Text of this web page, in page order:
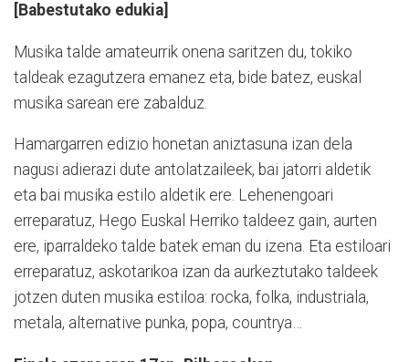
[Babestutako edukia]
Musika talde amateurrik onena saritzen du, tokiko
taldeak ezagutzera emanez eta, bide batez, euskal
musika sarean ere zabalduz.
Hamargarren edizio honetan aniztasuna izan dela
nagusi adierazi dute antolatzaileek, bai jatorri aldetik
eta bai musika estilo aldetik ere. Lehenengoari
erreparatuz, Hego Euskal Herriko taldeez gain, aurten
ere, iparraldeko talde batek eman du izena. Eta estiloari
erreparatuz, askotarikoa izan da aurkeztutako taldeek
jotzen duten musika estiloa: rocka, folka, industriala,
metala, alternative punka, popa, countrya…